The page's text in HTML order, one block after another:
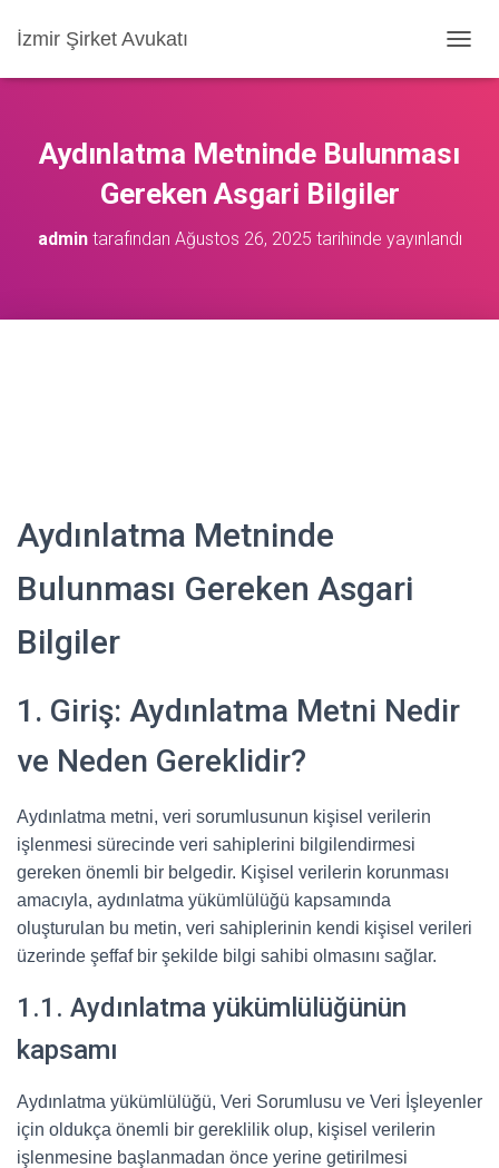
İzmir Şirket Avukatı
E
Ü
K
Aydınlatma Metninde Bulunması
Gereken Asgari Bilgiler
admintarafından Ağustos 26, 2025 tarihinde yayınlandı
Aydınlatma Metninde
Bulunması Gereken Asgari
Bilgiler
1. Giriş: Aydınlatma Metni Nedir
ve Neden Gereklidir?
Aydınlatma metni, veri sorumlusunun kişisel verilerin
işlenmesi sürecinde veri sahiplerini bilgilendirmesi
gereken önemli bir belgedir. Kişisel verilerin korunması
amacıyla, aydınlatma yükümlülüğü kapsamında
oluşturulan bu metin, veri sahiplerinin kendi kişisel verileri
üzerinde şeffaf bir şekilde bilgi sahibi olmasını sağlar.
1.1. Aydınlatma yükümlülüğünün
kapsamı
Aydınlatma yükümlülüğü, Veri Sorumlusu ve Veri İşleyenler
için oldukça önemli bir gereklilik olup, kişisel verilerin
işlenmesine başlanmadan önce yerine getirilmesi